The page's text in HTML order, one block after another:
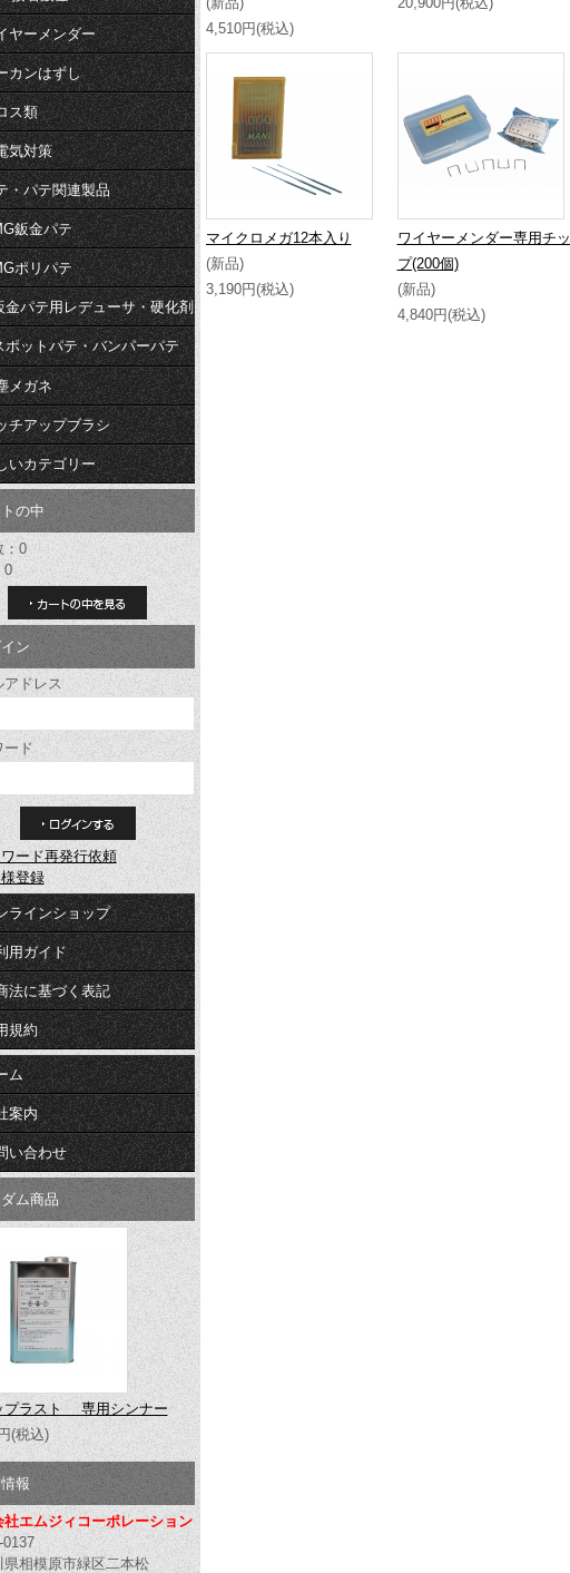
4,510円(税込)
マイクロメガ12本入り
(新品)
3,190円(税込)
ワイヤーメンダー専用チッ
プ(200個)
(新品)
4,840円(税込)
ヤーメンダー
カンはずし
ス類
気対策
・パテ関連製品
鈑金パテ
ポリパテ
金パテ用レデューサ・硬化剤
ポットパテ・バンパーパテ
メガネ
チアップブラシ
いカテゴリー
の中
：0
0
カートの中を見る
ン
アドレス
ード
ード再発行依頼
登録
ラインショップ
用ガイド
法に基づく表記
規約
ム
案内
い合わせ
ム商品
プラスト 専用シンナー
(税込)
報
社エムジィコーポレーション
0137
県相模原市緑区二本松